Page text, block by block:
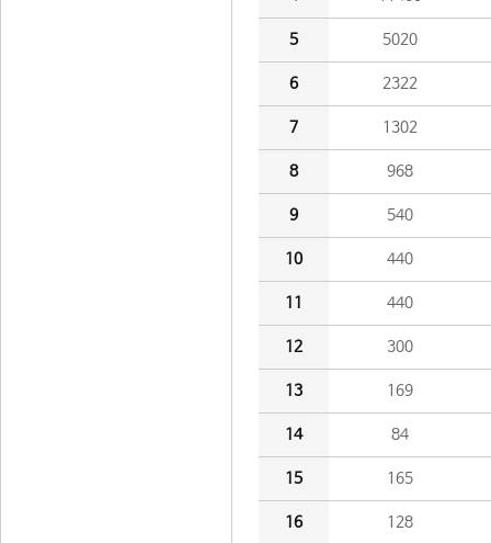
5 5020
6 2322
7 1302
8 968
9 540
10 440
11 440
12 300
13 169
14 84
15 165
16 128